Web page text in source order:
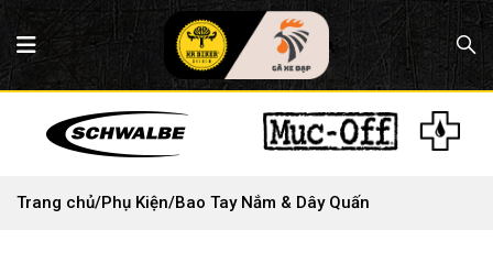
Trang chủ/Phụ Kiện/Bao Tay Nắm & Dây Quấn